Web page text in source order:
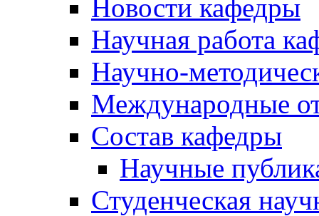
Новости кафедры
Научная работа
Научно-
Международные
Состав кафедры
Научные
Студенческая